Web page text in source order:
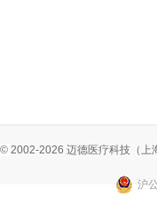
© 2002-2026 迈德医疗科技（上
沪